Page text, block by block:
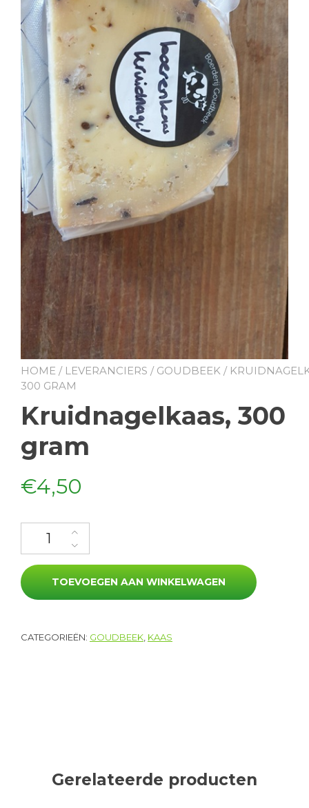
HOME / LEVERANCIERS / GOUDBEEK /
300 GRAM
Kruidnagelkaas, 300
gram
€4,50
Kruidnagelkaas, 300 gram aantal
TOEVOEGEN AAN WINKELWAGEN
CATEGORIEËN: GOUDBEEK, KAAS
Gerelateerde producten